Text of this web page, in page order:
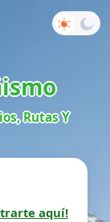
Rutas Y
aquí!